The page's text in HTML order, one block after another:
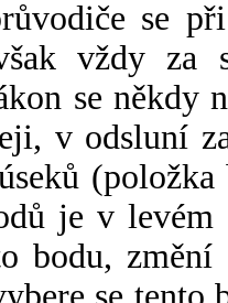
se
vždy za
se někdy
v odsluní
je v
bodu,